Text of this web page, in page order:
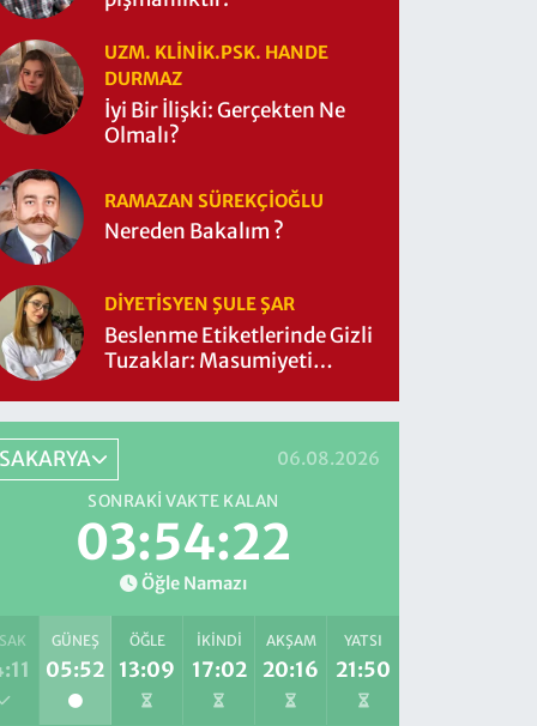
UZM. KLINIK.PSK. HANDE
DURMAZ
İyi Bir İlişki: Gerçekten Ne
Olmalı?
RAMAZAN SÜREKÇIOĞLU
Nereden Bakalım ?
DIYETISYEN ŞULE ŞAR
Beslenme Etiketlerinde Gizli
Tuzaklar: Masumiyeti
SAKARYA 06.08.2026
SONRAKI VAKTE KALAN
03:54:21
Öğle Namazı
GÜNEŞ
05:52
ÖĞLE
13:09
İKINDI
17:02
AKŞAM
20:16
YATSI
21:50